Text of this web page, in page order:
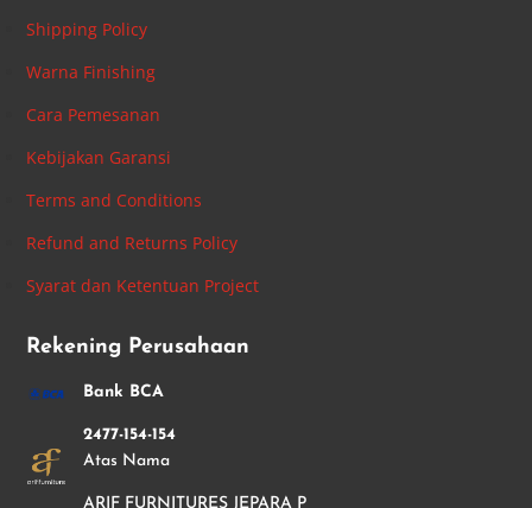
Shipping Policy
Warna Finishing
Cara Pemesanan
Kebijakan Garansi
Terms and Conditions
Refund and Returns Policy
Syarat dan Ketentuan Project
Rekening Perusahaan
Bank BCA
2477-154-154
Atas Nama
ARIF FURNITURES JEPARA P